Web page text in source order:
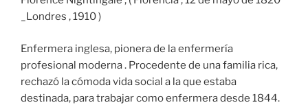
_Londres , 1910 )
Enfermera inglesa, pionera de la enfermería
profesional moderna . Procedente de una familia rica,
rechazó la cómoda vida social a la que estaba
destinada, para trabajar como enfermera desde 1844.